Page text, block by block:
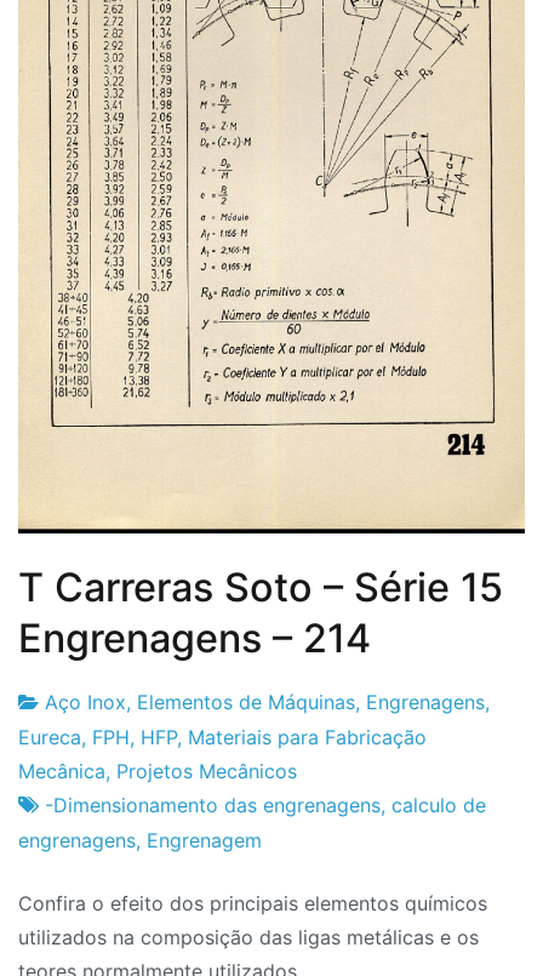
T Carreras Soto – Série 15
Engrenagens – 214
Fabrica
do
Projeto
2
de
Março
de
Aço Inox, Elementos de Máquinas, Engrenagens,
Eureca, FPH, HFP, Materiais para Fabricação
Mecânica, Projetos Mecânicos
-Dimensionamento das engrenagens, calculo de
engrenagens, Engrenagem
Confira o efeito dos principais elementos químicos
utilizados na composição das ligas metálicas e os
teores normalmente utilizados